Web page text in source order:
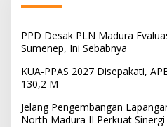
PPD Desak PLN Madura
Sumenep, Ini Sebabnya
KUA-PPAS 2027 Disepakati,
130,2 M
Jelang Pengembangan
North Madura II Perkuat